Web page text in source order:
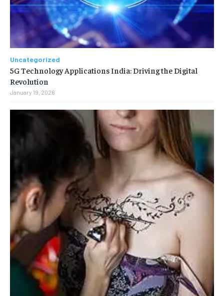
Uncategorized
5G Technology Applications India: Driving the Digital
Revolution
January 19, 2026